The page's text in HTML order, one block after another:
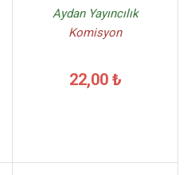
Aydan Yayıncılık
Komisyon
22,00 ₺